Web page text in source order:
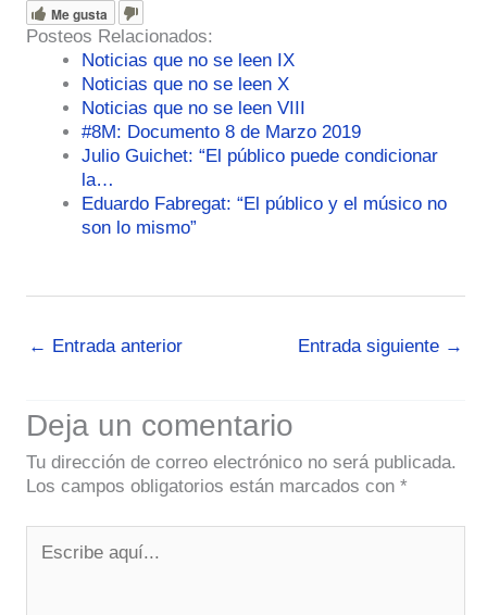
Me gusta
Posteos Relacionados:
Noticias que no se leen IX
Noticias que no se leen X
Noticias que no se leen VIII
#8M: Documento 8 de Marzo 2019
Julio Guichet: “El público puede condicionar
la…
Eduardo Fabregat: “El público y el músico no
son lo mismo”
← Entrada anterior Entrada siguiente →
Deja un comentario
Tu dirección de correo electrónico no será publicada.
Los campos obligatorios están marcados con *
aquí...